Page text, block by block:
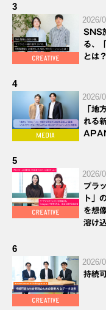
3
2026/
SNS
る、
とは？
4
2026/
「地
れる
5
2026/
プラ
ト」
を想
溶け
6
2026/
持続